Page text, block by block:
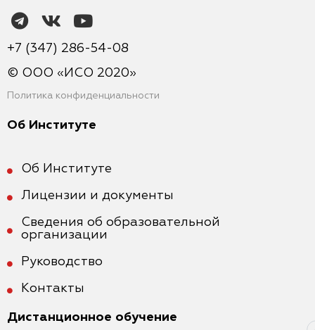
+7 (347) 286-54-08
© ООО «ИСО 2020»
Политика конфиденциальности
Об Институте
Об Институте
Лицензии и документы
Сведения об образовательной
организации
Руководство
Контакты
Дистанционное обучение